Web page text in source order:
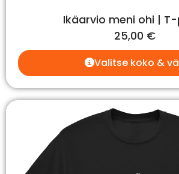
Ikäarvio meni ohi |
25,00 €
Valitse koko &